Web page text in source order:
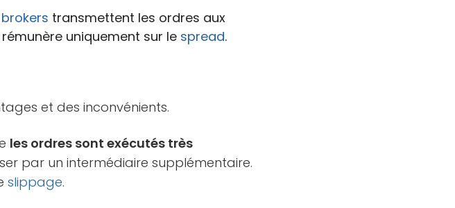
brokers transmettent les ordres aux
uniquement sur le spread.
et des inconvénients.
les ordres sont exécutés très
par un intermédiaire supplémentaire.
slippage.